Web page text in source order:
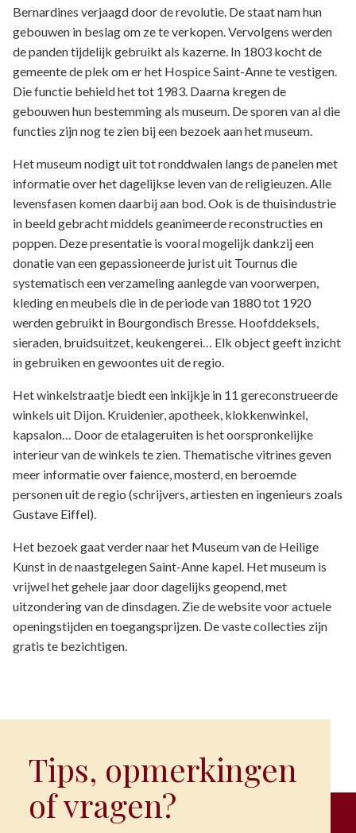
Bernardines verjaagd door de revolutie. De staat nam hun
gebouwen in beslag om ze te verkopen. Vervolgens werden
de panden tijdelijk gebruikt als kazerne. In 1803 kocht de
gemeente de plek om er het Hospice Saint-Anne te vestigen.
Die functie behield het tot 1983. Daarna kregen de
gebouwen hun bestemming als museum. De sporen van al die
functies zijn nog te zien bij een bezoek aan het museum.
Het museum nodigt uit tot ronddwalen langs de panelen met
informatie over het dagelijkse leven van de religieuzen. Alle
levensfasen komen daarbij aan bod. Ook is de thuisindustrie
in beeld gebracht middels geanimeerde reconstructies en
poppen. Deze presentatie is vooral mogelijk dankzij een
donatie van een gepassioneerde jurist uit Tournus die
systematisch een verzameling aanlegde van voorwerpen,
kleding en meubels die in de periode van 1880 tot 1920
werden gebruikt in Bourgondisch Bresse. Hoofddeksels,
sieraden, bruidsuitzet, keukengerei… Elk object geeft inzicht
in gebruiken en gewoontes uit de regio.
Het winkelstraatje biedt een inkijkje in 11 gereconstrueerde
winkels uit Dijon. Kruidenier, apotheek, klokkenwinkel,
kapsalon… Door de etalageruiten is het oorspronkelijke
interieur van de winkels te zien. Thematische vitrines geven
meer informatie over faience, mosterd, en beroemde
personen uit de regio (schrijvers, artiesten en ingenieurs zoals
Gustave Eiffel).
Het bezoek gaat verder naar het Museum van de Heilige
Kunst in de naastgelegen Saint-Anne kapel. Het museum is
vrijwel het gehele jaar door dagelijks geopend, met
uitzondering van de dinsdagen. Zie de website voor actuele
openingstijden en toegangsprijzen. De vaste collecties zijn
gratis te bezichtigen.
Tips, opmerkingen
of vragen?